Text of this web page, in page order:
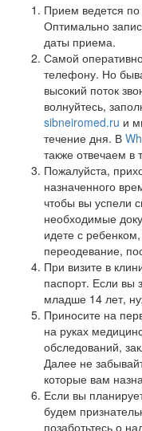
Прием ведется
Оптимально
даты приема.
Самой
телефону. Но
высокий поток
волнуйтесь,
sibneiromed.ru и
течение дня. В
также отвечаем в
Пожалуйста,
назначенного
чтобы вы успели
необходимые
идете с
переодевание,
При визите в
паспорт. Если вы
младше 14 лет,
Приносите на
на руках
обследований,
Далее не
которые вам
Если вы
будем
позаботьтесь о